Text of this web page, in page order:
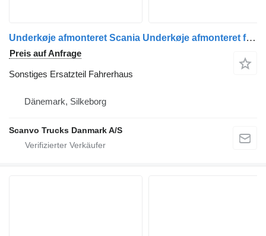
Underkøje afmonteret Scania Underkøje afmonteret für Scania Sattelzugmaschine
Preis auf Anfrage
Sonstiges Ersatzteil Fahrerhaus
Dänemark, Silkeborg
Scanvo Trucks Danmark A/S